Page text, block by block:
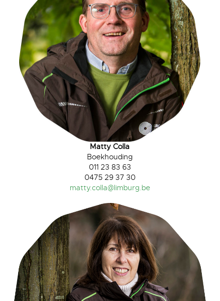
Matty Colla
Boekhouding
011 23 83 63
0475 29 37 30
matty.colla@limburg.be